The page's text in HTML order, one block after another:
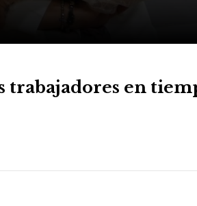
trabajadores en